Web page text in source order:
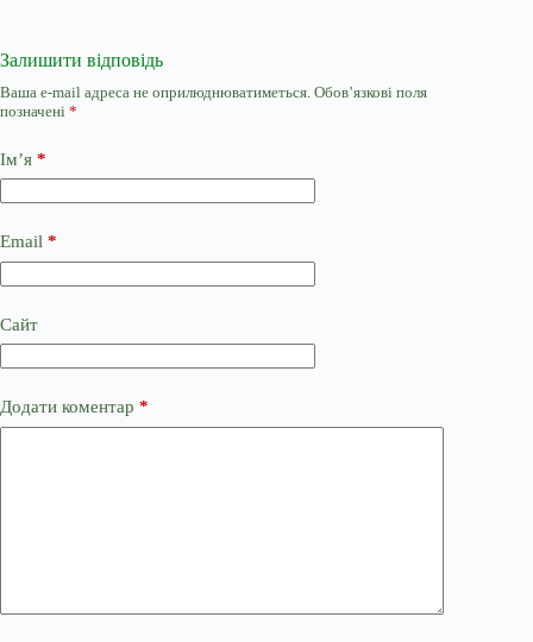
Залишити відповідь
Ваша e-mail адреса не оприлюднюватиметься. Обов’язкові поля
позначені *
Ім’я *
Email *
Сайт
Додати коментар *